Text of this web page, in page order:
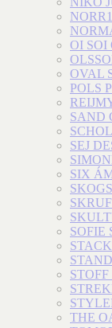
OI SOI
OVAL
POLS
SAND
SEJ
SIX
SOFIE
THE